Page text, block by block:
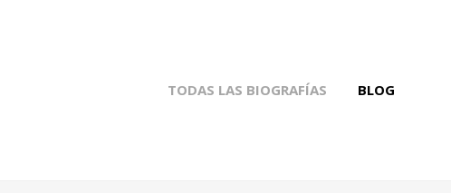
TODAS LAS BIOGRAFÍAS BLOG